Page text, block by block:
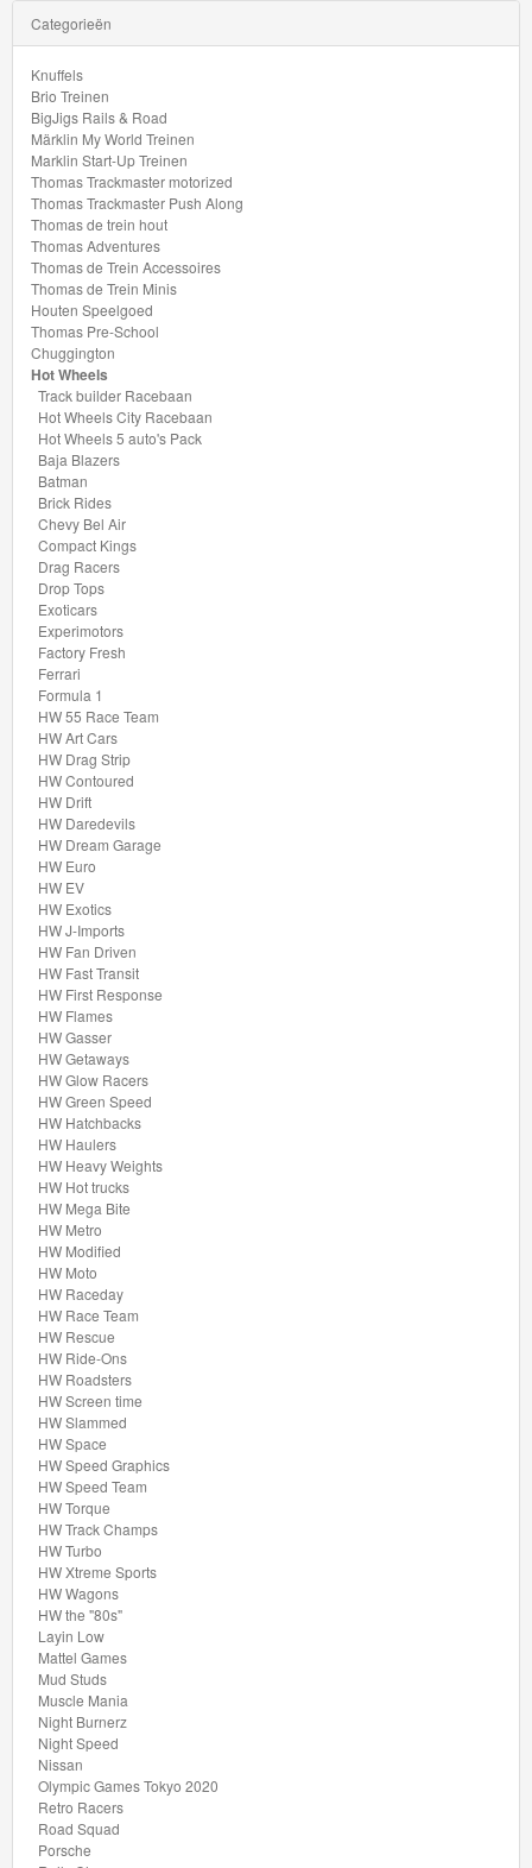
Chuggington
Hot
Wheels
Track
builder
Racebaan
Hot
Wheels
City
Racebaan
Hot
Wheels
5
auto's
Pack
Baja
Blazers
Batman
Brick
Rides
Chevy
Bel
Air
Compact
Kings
Drag
Racers
Drop
Tops
Exoticars
Experimotors
Factory
Fresh
Ferrari
Formula
1
HW
55
Race
Team
HW
Art
Cars
Categorieën
Knuffels
Brio Treinen
BigJigs Rails & Road
Märklin My World Treinen
Marklin Start-Up Treinen
Thomas Trackmaster motorized
Thomas Trackmaster Push Along
Thomas de trein hout
Thomas Adventures
Thomas de Trein Accessoires
Thomas de Trein Minis
Houten Speelgoed
Thomas Pre-School
Chuggington
Hot Wheels
Track builder Racebaan
Hot Wheels City Racebaan
Hot Wheels 5 auto's Pack
Baja Blazers
Batman
Brick Rides
Chevy Bel Air
Compact Kings
Drag Racers
Drop Tops
Exoticars
Experimotors
Factory Fresh
Ferrari
Formula 1
HW 55 Race Team
HW Art Cars
HW Drag Strip
HW Contoured
HW Drift
HW Daredevils
HW Dream Garage
HW Euro
HW EV
HW Exotics
HW J-Imports
HW Fan Driven
HW Fast Transit
HW First Response
HW Flames
HW Gasser
HW Getaways
HW Glow Racers
HW Green Speed
HW Hatchbacks
HW Haulers
HW Heavy Weights
HW Hot trucks
HW Mega Bite
HW Metro
HW Modified
HW Moto
HW Raceday
HW Race Team
HW Rescue
HW Ride-Ons
HW Roadsters
HW Screen time
HW Slammed
HW Space
HW Speed Graphics
HW Speed Team
HW Torque
HW Track Champs
HW Turbo
HW Xtreme Sports
HW Wagons
HW the "80s"
Layin Low
Mattel Games
Mud Studs
Muscle Mania
Night Burnerz
Night Speed
Nissan
Olympic Games Tokyo 2020
Retro Racers
Road Squad
Porsche